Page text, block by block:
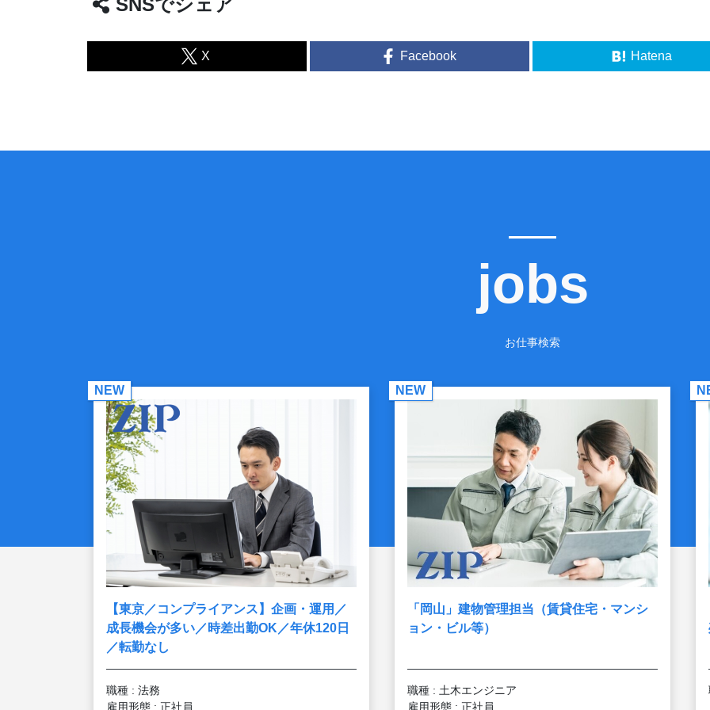
SNSでシェア
X Facebook Hatena
jobs
お仕事検索
NEW
【東京／コンプライアンス】企画・運用／
成長機会が多い／時差出勤OK／年休120日
／転勤なし
職種 : 法務
雇用形態 : 正社員
NEW
「岡山」建物管理担当（賃貸住宅・マンシ
ョン・ビル等）
職種 : 土木エンジニア
雇用形態 : 正社員